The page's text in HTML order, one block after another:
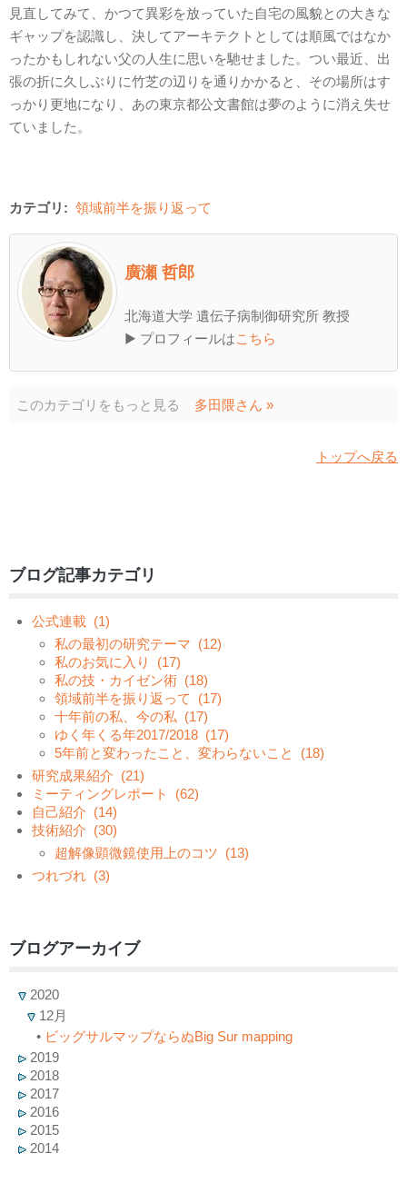
見直してみて、かつて異彩を放っていた自宅の風貌との大きな
ギャップを認識し、決してアーキテクトとしては順風ではなか
ったかもしれない父の人生に思いを馳せました。つい最近、出
張の折に久しぶりに竹芝の辺りを通りかかると、その場所はす
っかり更地になり、あの東京都公文書館は夢のように消え失せ
ていました。
カテゴリ: 領域前半を振り返って
廣瀬 哲郎
北海道大学 遺伝子病制御研究所 教授
▶ プロフィールはこちら
このカテゴリをもっと見る 多田隈さん »
トップへ戻る
ブログ記事カテゴリ
公式連載 (1)
私の最初の研究テーマ (12)
私のお気に入り
(17)
私の技・カイゼン術 (18)
領域前半を振り返って
(17)
十年前の私、今の私 (17)
ゆく年くる年2017/2018 (17)
5年前と変わったこと、変わらないこと
(18)
研究成果紹介 (21)
ミーティングレポート
(62)
自己紹介 (14)
技術紹介 (30)
超解像顕微鏡使用上のコツ (13)
つれづれ (3)
ブログアーカイブ
2020
12月
• ビッグサルマップならぬBig Sur mapping
2019
2018
2017
2016
2015
2014